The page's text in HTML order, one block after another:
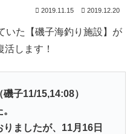
2019.11.15 2019.12.20
いた【磯子海釣り施設】が
します！
子11/15,14:08）
ましたが、11月16日